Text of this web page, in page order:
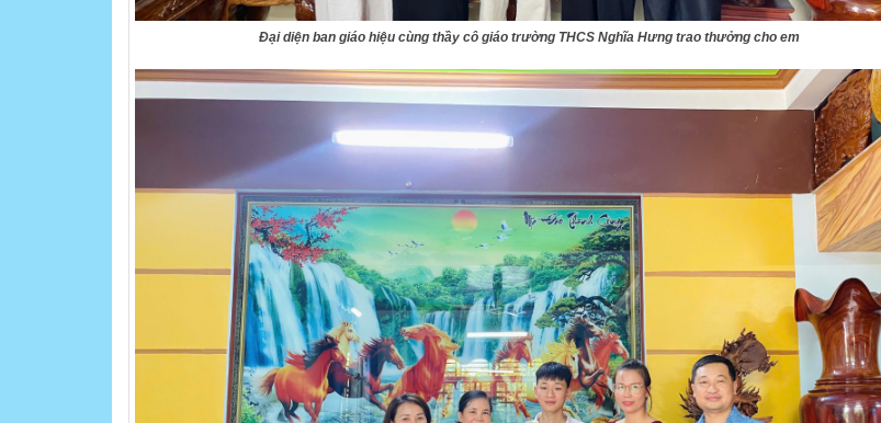
Đại diện ban giáo hiệu cùng thầy cô giáo trường THCS Nghĩa Hưng trao thưởng cho em